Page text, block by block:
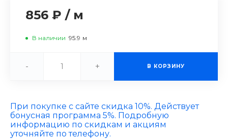
856 ₽ / м
В наличии 95.9 м
- + В КОРЗИНУ
При покупке с сайте скидка 10%. Действует
бонусная программа 5%. Подробную
информацию по скидкам и акциям
уточняйте по телефону.